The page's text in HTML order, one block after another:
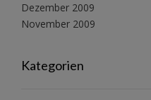
Dezember 2009
November 2009
Kategorien